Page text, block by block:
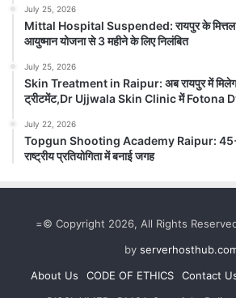
Anjaneya University: मुंबई में
डिज़ाइन विभाग की छात्राओं ने जीता
राष्ट्रीय स्तर पर बढ़ाया प्रदेश का
Anjaneya University रायपुर। आंजनेय
रचनात्मक प्रतिभा...
Read Story
July 25, 2026
Mittal Hospital Suspended: रायपुर के मित्तल
आयुष्मान योजना से 3 महीने के लिए निलंबित
July 25, 2026
Skin Treatment in Raipur: अब रायपुर में
ट्रीटमेंट,Dr Ujjwala Skin Clinic में Fotona
July 22, 2026
Topgun Shooting Academy Raipur: 45+
राष्ट्रीय प्रतियोगिता में बनाई जगह
=© Copyright 2026, All Rights
by
About Us
CODE OF ETHICS Contact